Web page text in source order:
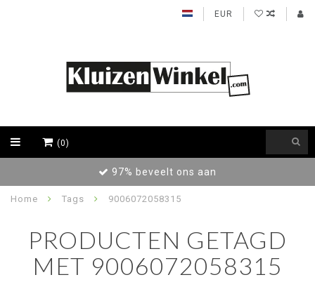
EUR
(0)
97% beveelt ons aan
Home Tags 9006072058315
PRODUCTEN GETAGD
MET 9006072058315